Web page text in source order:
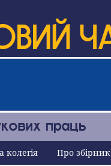
колегія Про збірник